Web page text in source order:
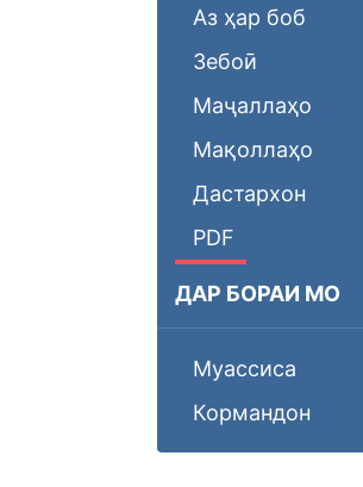
Аз ҳар боб
Зебоӣ
Маҷаллаҳо
Мақоллаҳо
Дастархон
PDF
ДАР БОРАИ МО
Муассиса
Кормандон